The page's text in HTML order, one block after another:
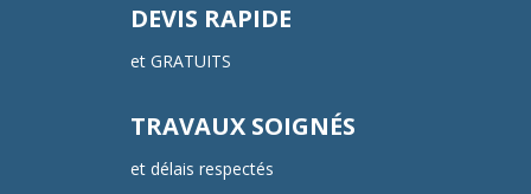
DEVIS RAPIDE
et GRATUITS
TRAVAUX SOIGNÉS
et délais respectés